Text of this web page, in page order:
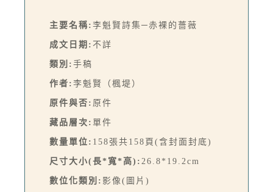
主要名稱: 李魁賢詩集─赤裸的薔薇
成文日期: 不詳
類別: 手稿
作者: 李魁賢（楓堤）
原件與否: 原件
藏品層次: 單件
數量單位: 158張共158頁(含封面封底)
尺寸大小(長*寬*高): 26.8*19.2cm
數位化類別: 影像(圖片)